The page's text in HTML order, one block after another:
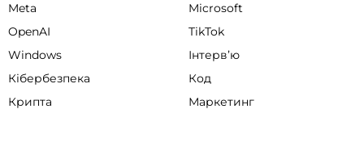
Meta
Microsoft
OpenAI
TikTok
Windows
Інтервʼю
Кібербезпека
Код
Крипта
Маркетинг